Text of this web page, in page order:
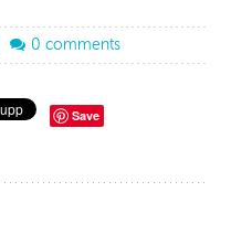
0 comments
Save